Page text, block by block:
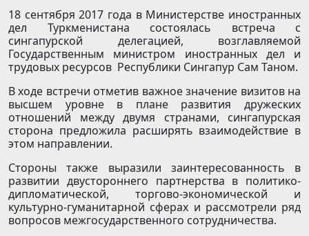
18 сентября 2017 года в Министерстве иностранных
дел Туркменистана состоялась встреча с
сингапурской делегацией, возглавляемой
Государственным министром иностранных дел и
трудовых ресурсов Республики Сингапур Сам Таном.
В ходе встречи отметив важное значение визитов на
высшем уровне в плане развития дружеских
отношений между двумя странами, сингапурская
сторона предложила расширять взаимодействие в
этом направлении.
Стороны также выразили заинтересованность в
развитии двустороннего партнерства в политико-
дипломатической, торгово-экономической и
культурно-гуманитарной сферах и рассмотрели ряд
вопросов межгосударственного сотрудничества.